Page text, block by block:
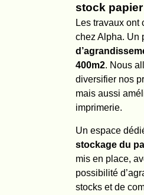
stock papier
Les travaux ont
chez Alpha. Un
400m2. Nous
diversifier nos
mais aussi
imprimerie.
Un espace
stockage du
mis en place,
possibilité
stocks et de